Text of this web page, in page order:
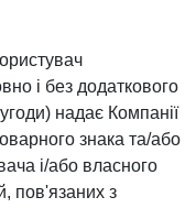
і без додаткового
надає Компанії
знака та/або
і/або власного
пов'язаних з